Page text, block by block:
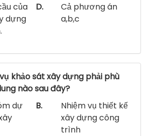
của
dựng
D.
Cả phương án
a,b,c
khảo sát xây dựng phải phù
nào sau đây?
dự
B.
Nhiệm vụ thiết kế
xây dựng công
trình